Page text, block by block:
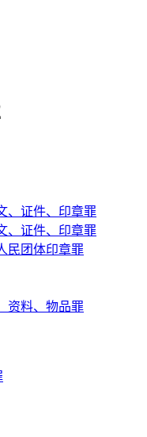
、证件、印章罪
、证件、印章罪
民团体印章罪
资料、物品罪